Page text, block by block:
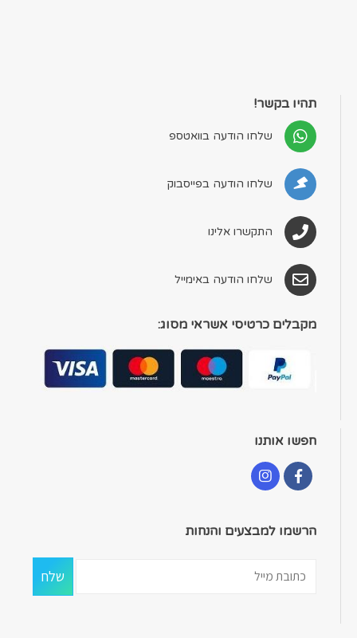
תהיו בקשר!
שלחו הודעה בוואטספ
שלחו הודעה בפייסבוק
התקשרו אלינו
שלחו הודעה באימייל
מקבלים כרטיסי אשראי מסוג:
חפשו אותנו
הרשמו למבצעים והנחות